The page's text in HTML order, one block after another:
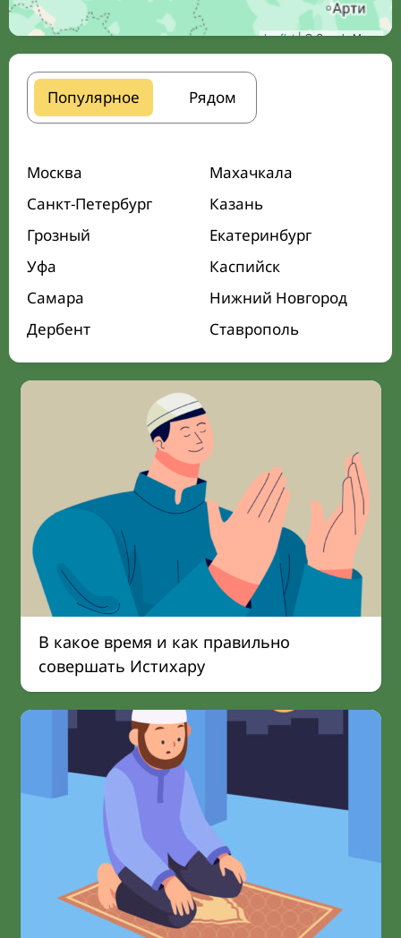
Leaflet| © Google Maps
Популярное Рядом
Москва
Махачкала
Санкт-Петербург
Казань
Грозный
Екатеринбург
Уфа
Каспийск
Самара
Нижний Новгород
Дербент
Ставрополь
В какое время и как правильно
совершать Истихару